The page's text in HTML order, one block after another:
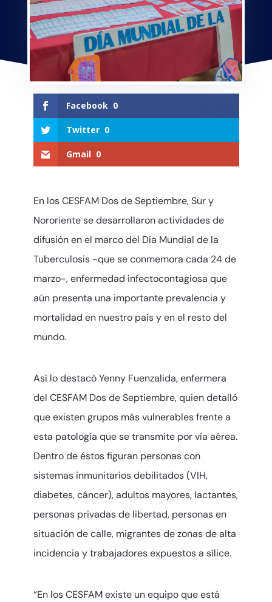
Facebook 0
Twitter 0
Gmail 0
En los CESFAM Dos de Septiembre, Sur y
Nororiente se desarrollaron actividades de
difusión en el marco del Día Mundial de la
Tuberculosis -que se conmemora cada 24 de
marzo-, enfermedad infectocontagiosa que
aún presenta una importante prevalencia y
mortalidad en nuestro país y en el resto del
mundo.
Así lo destacó Yenny Fuenzalida, enfermera
del CESFAM Dos de Septiembre, quien detalló
que existen grupos más vulnerables frente a
esta patología que se transmite por vía aérea.
Dentro de éstos figuran personas con
sistemas inmunitarios debilitados (VIH,
diabetes, cáncer), adultos mayores, lactantes,
personas privadas de libertad, personas en
situación de calle, migrantes de zonas de alta
incidencia y trabajadores expuestos a sílice.
“En los CESFAM existe un equipo que está